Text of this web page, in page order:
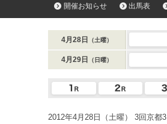
開催お知らせ 出馬表
4月28日 （土曜）
4月29日 （日曜）
2012年4月28日（土曜） 3回京都3